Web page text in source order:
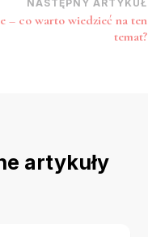
NASTĘPNY ARTYKUŁ
– co warto wiedzieć na ten
temat?
artykuły